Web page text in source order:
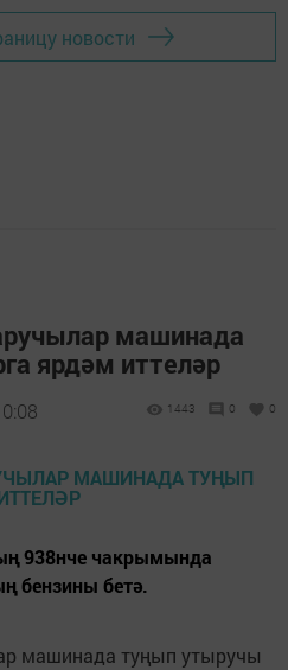
новости
машинада
ярдәм иттеләр
1443 0 0
938нче чакрымында
бензины бетә.
машинада туңып утыручы